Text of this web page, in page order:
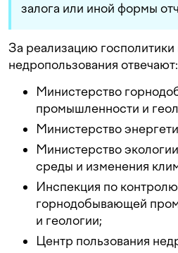
залога или иной формы
За реализацию
недропользования отвечают:
Министерство
промышленности и
Министерство
Министерство
среды и изменения
️Инспекция по
горнодобывающей
и геологии;
Центр пользования